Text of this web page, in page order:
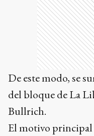
De este modo, se
del bloque de La
Bullrich.
El motivo principal